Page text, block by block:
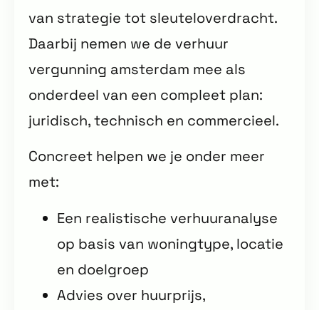
van strategie tot sleuteloverdracht.
Daarbij nemen we de verhuur
vergunning amsterdam mee als
onderdeel van een compleet plan:
juridisch, technisch en commercieel.
Concreet helpen we je onder meer
met:
Een realistische verhuuranalyse
op basis van woningtype, locatie
en doelgroep
Advies over huurprijs,